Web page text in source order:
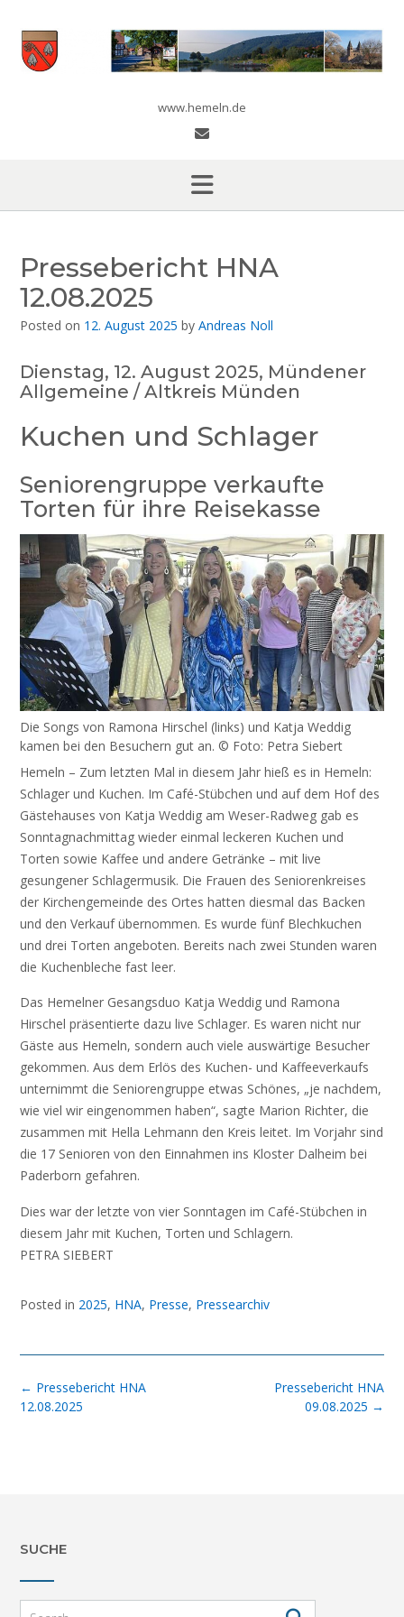
content
www.hemeln.de
Pressebericht HNA
12.08.2025
Posted on 12. August 2025 by Andreas Noll
Dienstag, 12. August 2025, Mündener
Allgemeine / Altkreis Münden
Kuchen und Schlager
Seniorengruppe verkaufte
Torten für ihre Reisekasse
Die Songs von Ramona Hirschel (links) und Katja Weddig
kamen bei den Besuchern gut an. © Foto: Petra Siebert
Hemeln – Zum letzten Mal in diesem Jahr hieß es in Hemeln:
Schlager und Kuchen. Im Café-Stübchen und auf dem Hof des
Gästehauses von Katja Weddig am Weser-Radweg gab es
Sonntagnachmittag wieder einmal leckeren Kuchen und
Torten sowie Kaffee und andere Getränke – mit live
gesungener Schlagermusik. Die Frauen des Seniorenkreises
der Kirchengemeinde des Ortes hatten diesmal das Backen
und den Verkauf übernommen. Es wurde fünf Blechkuchen
und drei Torten angeboten. Bereits nach zwei Stunden waren
die Kuchenbleche fast leer.
Das Hemelner Gesangsduo Katja Weddig und Ramona
Hirschel präsentierte dazu live Schlager. Es waren nicht nur
Gäste aus Hemeln, sondern auch viele auswärtige Besucher
gekommen. Aus dem Erlös des Kuchen- und Kaffeeverkaufs
unternimmt die Seniorengruppe etwas Schönes, „je nachdem,
wie viel wir eingenommen haben“, sagte Marion Richter, die
zusammen mit Hella Lehmann den Kreis leitet. Im Vorjahr sind
die 17 Senioren von den Einnahmen ins Kloster Dalheim bei
Paderborn gefahren.
Dies war der letzte von vier Sonntagen im Café-Stübchen in
diesem Jahr mit Kuchen, Torten und Schlagern.
PETRA SIEBERT
Posted in 2025, HNA, Presse, Pressearchiv
Post
navigation
Pressebericht HNA
09.08.2025 →
← Pressebericht HNA
12.08.2025
SUCHE